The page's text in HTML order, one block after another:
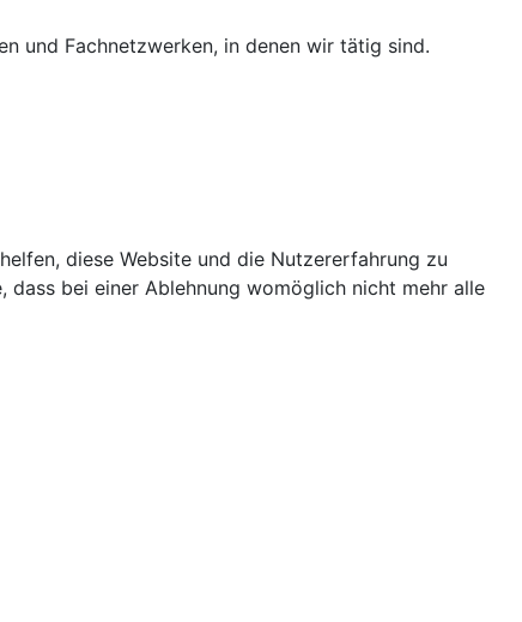
und Fachnetzwerken, in denen wir tätig sind.
diese Website und die Nutzererfahrung zu
dass bei einer Ablehnung womöglich nicht mehr alle